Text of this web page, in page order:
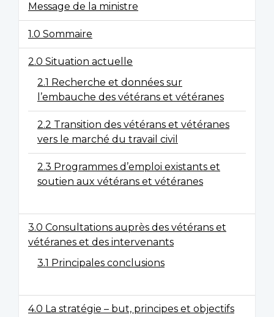
Message de la ministre
1.0 Sommaire
2.0 Situation actuelle
2.1 Recherche et données sur
l’embauche des vétérans et vétéranes
2.2 Transition des vétérans et vétéranes
vers le marché du travail civil
2.3 Programmes d’emploi existants et
soutien aux vétérans et vétéranes
3.0 Consultations auprès des vétérans et
vétéranes et des intervenants
3.1 Principales conclusions
4.0 La stratégie – but, principes et objectifs